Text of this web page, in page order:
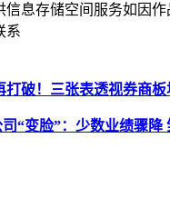
信息存储空间服务如因
系
打破！三张表透视券商
“变脸”：少数业绩骤降